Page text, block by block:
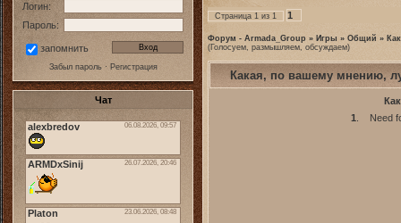
Логин:
Пароль:
запомнить
Забыл пароль· Регистрация
Чат
Страница 1 из 1 1
Форум - Armada_Group » Игры » Общий »
(Голосуем, размышляем, обсуждаем)
Какая, по вашему мнению,
1
Need